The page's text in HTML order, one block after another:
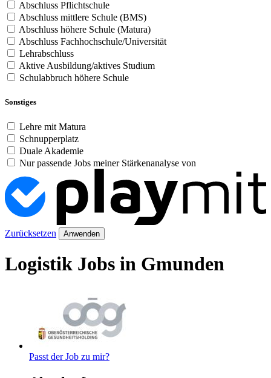
Abschluss Pflichtschule
Abschluss mittlere Schule (BMS)
Abschluss höhere Schule (Matura)
Abschluss Fachhochschule/Universität
Lehrabschluss
Aktive Ausbildung/aktives Studium
Schulabbruch höhere Schule
Sonstiges
Lehre mit Matura
Schnupperplatz
Duale Akademie
Nur passende Jobs meiner Stärkenanalyse von
Zurücksetzen Anwenden
Logistik Jobs in Gmunden
Passt der Job zu mir?